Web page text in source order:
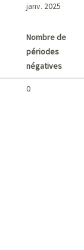
janv. 2025
Nombre de
périodes
négatives
0